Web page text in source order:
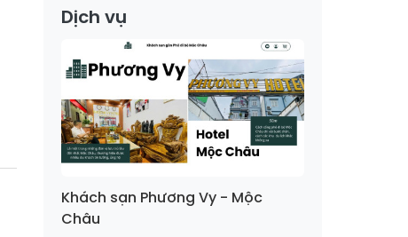
Dịch vụ
Khách sạn Phương Vy - Mộc
Châu